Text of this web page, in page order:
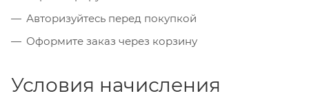
Авторизуйтесь перед покупкой
Оформите заказ через корзину
Условия начисления